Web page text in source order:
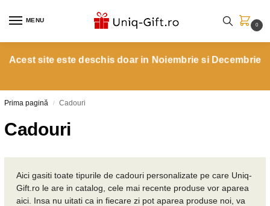
MENU
0
Acest site este deschis doar in Noiembrie si Decembrie
Prima pagină / Cadouri
Cadouri
Aici gasiti toate tipurile de cadouri personalizate pe care Uniq-
Gift.ro le are in catalog, cele mai recente produse vor aparea
aici. Insa nu uitati ca in fiecare zi pot aparea produse noi, va